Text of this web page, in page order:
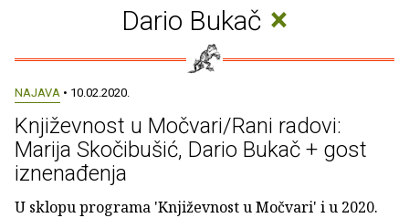
Dario Bukač ×
NAJAVA • 10.02.2020.
Književnost u Močvari/Rani radovi:
Marija Skočibušić, Dario Bukač + gost
iznenađenja
U sklopu programa 'Književnost u Močvari' i u 2020.